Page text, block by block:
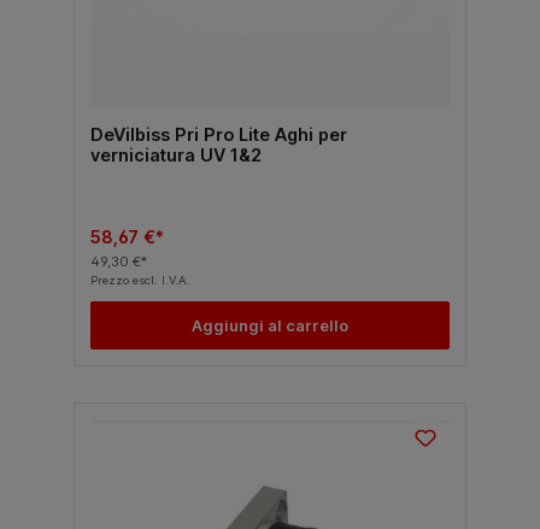
DeVilbiss Pri Pro Lite Aghi per
verniciatura UV 1&2
58,67 €*
49,30 €*
Prezzo escl. I.V.A.
Aggiungi al carrello